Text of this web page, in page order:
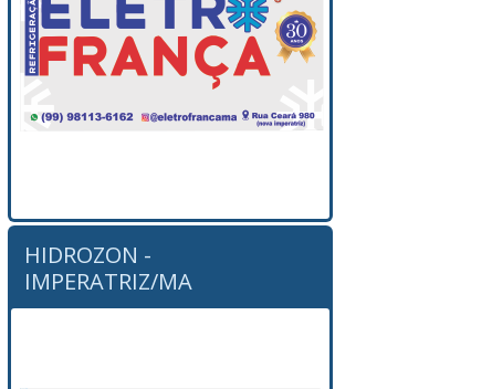
HIDROZON -
IMPERATRIZ/MA